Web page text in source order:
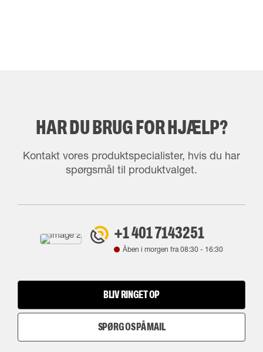
HAR DU BRUG FOR HJÆLP?
Kontakt vores produktspecialister, hvis du har
spørgsmål til produktvalget.
+1 401 7143251
Åben i morgen fra08:30 - 16:30
BLIV RINGET OP
SPØRG OS PÅ MAIL